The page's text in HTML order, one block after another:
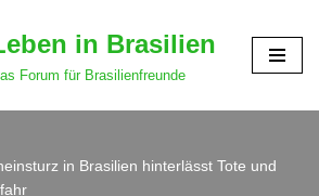
in Brasilien
Forum für Brasilienfreunde
in Brasilien hinterlässt Tote und